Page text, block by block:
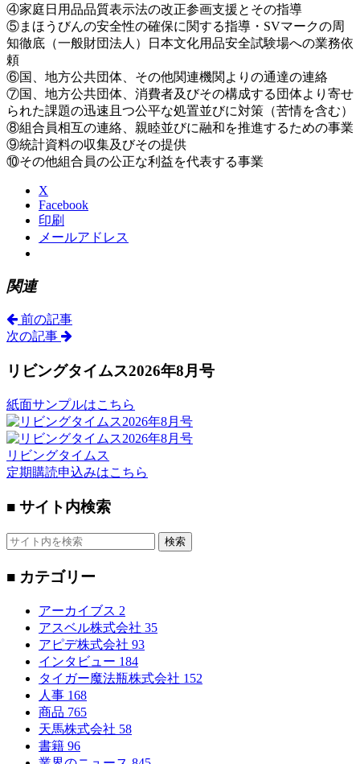
④家庭日用品品質表示法の改正参画支援とその指導
⑤まほうびんの安全性の確保に関する指導・SVマークの周
知徹底（一般財団法人）日本文化用品安全試験場への業務依
頼
⑥国、地方公共団体、その他関連機関よりの通達の連絡
⑦国、地方公共団体、消費者及びその構成する団体より寄せ
られた課題の迅速且つ公平な処置並びに対策（苦情を含む）
⑧組合員相互の連絡、親睦並びに融和を推進するための事業
⑨統計資料の収集及びその提供
⑩その他組合員の公正な利益を代表する事業
X
Facebook
印刷
メールアドレス
関連
前の記事
次の記事
リビングタイムス2026年8月号
紙面サンプルはこちら
リビングタイムス
定期購読申込みはこちら
■ サイト内検索
検索
■ カテゴリー
アーカイブス 2
アスベル株式会社 35
アピデ株式会社 93
インタビュー 184
タイガー魔法瓶株式会社 152
人事 168
商品 765
天馬株式会社 58
書籍 96